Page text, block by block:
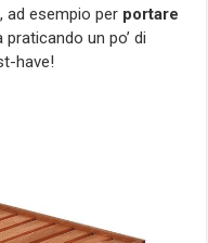
ad esempio per portare
un po’ di
have!